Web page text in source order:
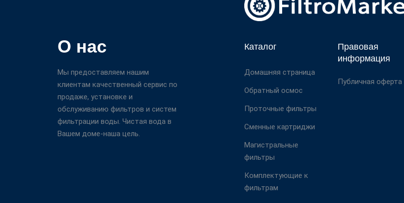
О нас
Мы предоставляем нашим
клиентам качественный сервис по
продаже, установке и
обслуживанию фильтров и систем
фильтрации воды. Чистая вода в
Вашем доме-наша цель.
Каталог
Домашняя страница
Обратный осмос
Проточные фильтры
Сменные картриджи
Магистральные
фильтры
Комплектующие к
фильтрам
Правовая
информация
Публичная оферта